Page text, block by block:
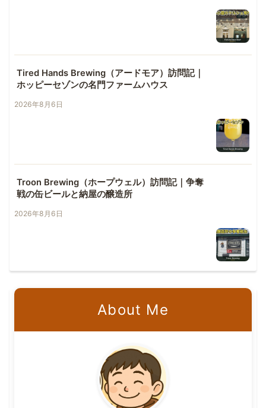
Tired Hands Brewing（アードモア）訪問記｜
ホッピーセゾンの名門ファームハウス
2026年8月6日
Troon Brewing（ホープウェル）訪問記｜争奪
戦の缶ビールと納屋の醸造所
2026年8月6日
About Me